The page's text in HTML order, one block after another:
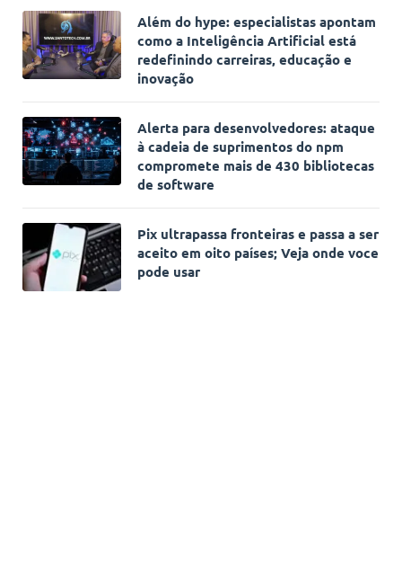
Além do hype: especialistas apontam
como a Inteligência Artificial está
redefinindo carreiras, educação e
inovação
Alerta para desenvolvedores: ataque
à cadeia de suprimentos do npm
compromete mais de 430 bibliotecas
de software
Pix ultrapassa fronteiras e passa a ser
aceito em oito países; Veja onde voce
pode usar